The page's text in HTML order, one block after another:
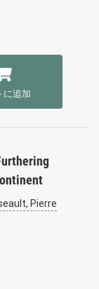
に追加
Pierre